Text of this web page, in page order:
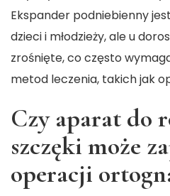
Ekspander podniebienny
dzieci i młodzieży, ale u
zrośnięte, co często
metod leczenia, takich jak
Czy aparat do
szczęki może
operacji